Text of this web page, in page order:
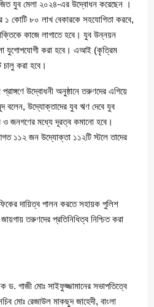
যুব মেলা ২০২৪-এর উদ্বোধন করেছেন ।
কোটি ৮০ লাখ বেকারকে সহযোগিতা করবে,
কাজে লাগাতে হবে। যুব উন্নয়ন
যুগোপযোগী করা হবে। এআই (কৃত্রিম
চালু করা হবে।
উদ্বোধনী অনুষ্ঠানে তরুণদের এগিয়ে
বলেন, উদ্যোক্তাদের যুব ঋণ দেবে যুব
জনগণের মধ্যে দূরত্ব কমানো হবে।
১১২ জন উদ্যোক্তা ১১২টি স্টলে তাদের
দায়িত্ব পালন করতে সহায়ক পুলিশ
তরুণদের প্রতিনিধিত্ব নিশ্চিত করা
ড. গাজী মোঃ সাইফুজ্জামানের সভাপতিত্বে
মোঃ রেজাউল মাকছুদ জাহেদী, বাংলা